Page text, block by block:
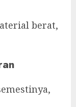
berat,